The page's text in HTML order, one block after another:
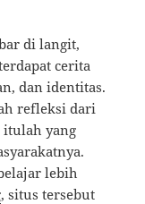
di langit,
cerita
dan identitas.
refleksi dari
itulah yang
lebih
, situs tersebut